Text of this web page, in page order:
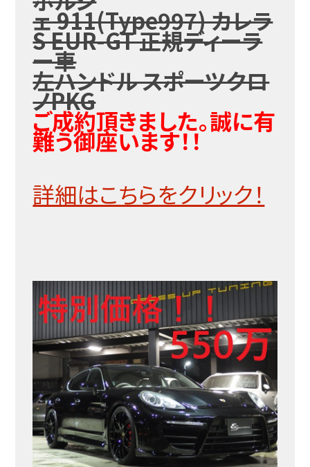
ェ 911(Type997) カレラ
S EUR-GT 正規ディーラ
ー車
左ハンドル スポーツクロ
ノPKG
ご成約頂きました。誠に有
難う御座います！！
詳細はこちらをクリック！